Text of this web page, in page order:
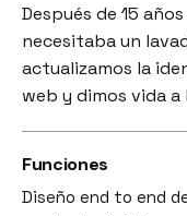
Después de 15
necesitaba un
actualizamos la
web y dimos vida
Funciones
Diseño end to end